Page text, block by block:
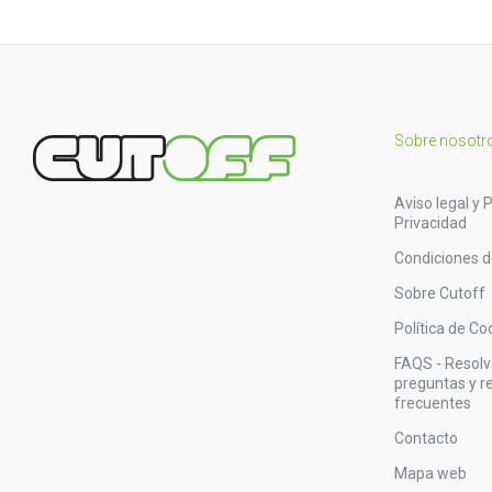
Sobre
Aviso legal y
Privacidad
Condiciones
Sobre Cutoff
Política de
FAQS -
preguntas y
frecuentes
Contacto
Mapa web